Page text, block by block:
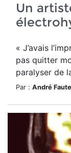
Un
« J’avais
pas quitter
paralyser de
Par : André